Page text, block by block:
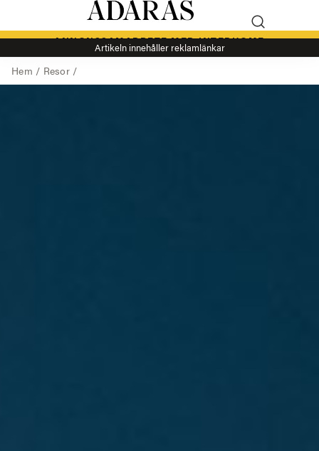
ANNONSSAMARBETE MED INTERHOME
Artikeln innehåller reklamlänkar
Hem / Resor/